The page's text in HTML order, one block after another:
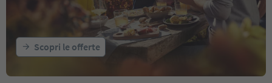
Scopri le offerte